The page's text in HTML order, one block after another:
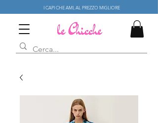
I CAPI CHE AMI, AL PREZZO MIGLIORE